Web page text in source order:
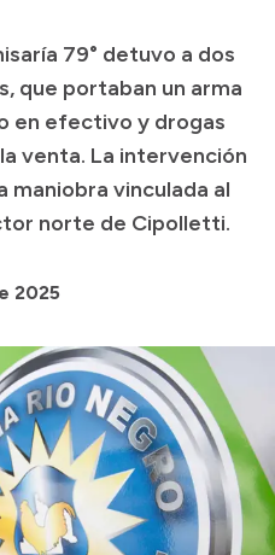
79° detuvo a dos
que portaban un arma
en efectivo y drogas
venta. La intervención
vinculada al
norte de Cipolletti.
2025